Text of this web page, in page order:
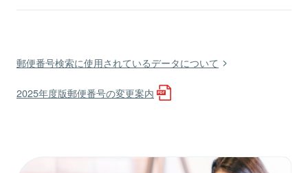
郵便番号検索に使用されているデータについて
2025年度版郵便番号の変更案内